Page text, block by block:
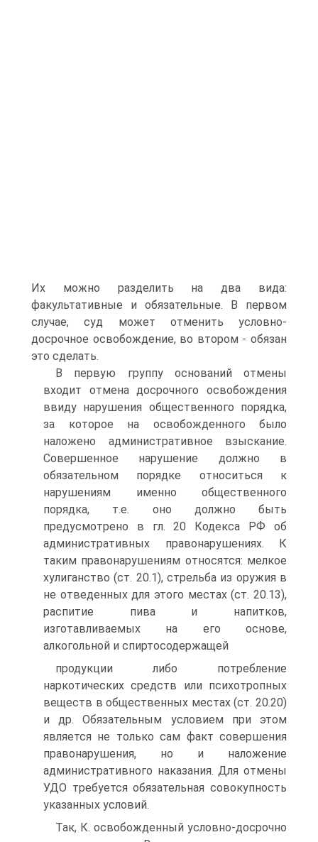
Их можно разделить на два вида:
факультативные и обязательные. В первом
случае, суд может отменить условно-
досрочное освобождение, во втором - обязан
это сделать.
В первую группу оснований отмены
входит отмена досрочного освобождения
ввиду нарушения общественного порядка,
за которое на освобожденного было
наложено административное взыскание.
Совершенное нарушение должно в
обязательном порядке относиться к
нарушениям именно общественного
порядка, т.е. оно должно быть
предусмотрено в гл. 20 Кодекса РФ об
административных правонарушениях. К
таким правонарушениям относятся: мелкое
хулиганство (ст. 20.1), стрельба из оружия в
не отведенных для этого местах (ст. 20.13),
распитие пива и напитков,
изготавливаемых на его основе,
алкогольной и спиртосодержащей
продукции либо потребление
наркотических средств или психотропных
веществ в общественных местах (ст. 20.20)
и др. Обязательным условием при этом
является не только сам факт совершения
правонарушения, но и наложение
административного наказания. Для отмены
УДО требуется обязательная совокупность
указанных условий.
Так, К. освобожденный условно-досрочно